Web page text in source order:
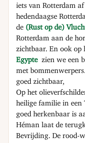
iets van Rotterdam
hedendaagse
de (Rust op de)
Rotterdam aan de
zichtbaar. En ook
Egypte zien we een
met
goed zichtbaar,
Op het
heilige familie in een
goed herkenbaar is
Héman laat de
Bevrijding. De rood-